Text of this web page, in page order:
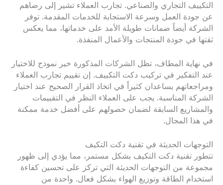
التكييف التجاري والصناعي. تجارب العملاء تشير إلى رضاهم
عن جودة العمل وسرعة الاستجابة للخدمات المقدمة. توفر
الشركة أيضاً ضمانات طويلة الأمد على خدماتها، مما يعكس
ثقتها في جودة المنتجات والأعمال المنفذة.
في نهاية المطاف، تظل الشركات المذكورة خير نموذج للاختيار
عند التفكير في تركيب دكت التكييف. إن تقييم تجارب العملاء
ومراجعاتهم يساعدان كثيراً في اتخاذ القرار الصحيح عند اختيار
الشركة المناسبة. يجب على العملاء النظر في التقييمات
والمشاريع السابقة لضمان حصولهم على أفضل خدمة ممكنة
في هذا المجال.
التوجهات الحديثة في تقنية دكت التكيف
تتطور تقنية دكت التكيف بشكل مستمر، مما يؤدي إلى ظهور
مجموعة من التوجهات الحديثة التي تركز على تحسين كفاءة
استخدام الطاقة وتوزيع الهواء بشكل فعال. واحدة من